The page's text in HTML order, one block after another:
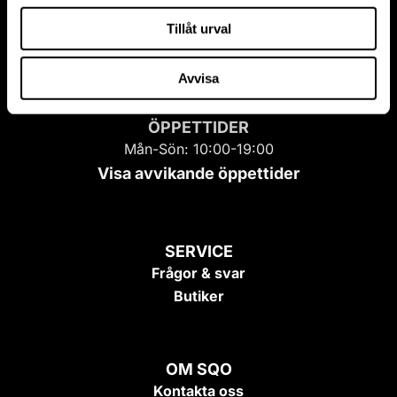
Tillåt urval
Avvisa
ÖPPETTIDER
Mån-Sön: 10:00-19:00
Visa avvikande öppettider
SERVICE
Frågor & svar
Butiker
OM SQO
Kontakta oss